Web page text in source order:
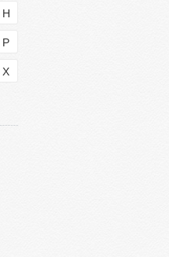
H
P
X